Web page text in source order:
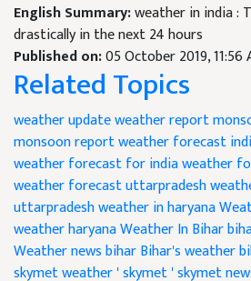
English Summary:weather in india :
drastically in the next 24 hours
Published on:05 October 2019, 11:56
Related Topics
weather updateweather report
monsoon reportweather forecast
weather forecast for indiaweather
weather forecastuttarpradesh
uttarpradeshweather in haryana
weather haryanaWeather In Bihar
Weather news biharBihar's weather
skymet weather' skymet 'skymet